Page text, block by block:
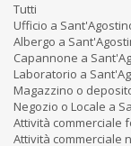
Tutti
Ufficio a
Albergo a
Capannone a
Laboratorio a
Magazzino o
Negozio o Locale a
Attività commerciale
Attività commerciale